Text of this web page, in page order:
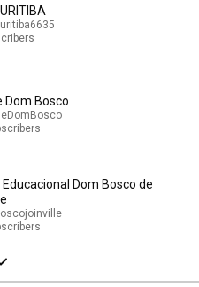
Dom Bosco
Dom Bosco de